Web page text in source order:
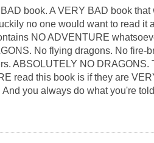
book. A VERY BAD book
no one would want to read it
NO ADVENTURE
No flying dragons. No fire-
ABSOLUTELY NO DRAGONS.
read this book is if they are
you always do what you're